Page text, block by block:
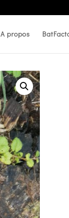
A propos